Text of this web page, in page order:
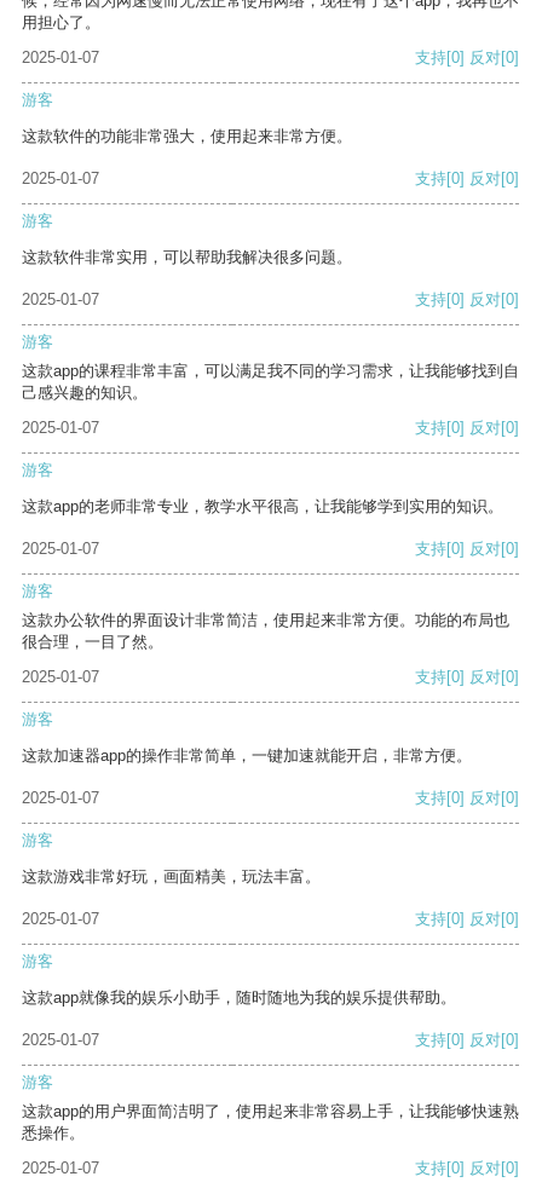
用担心了。
2025-01-07
支持[0] 反对[0]
游客
这款软件的功能非常强大，使用起来非常方便。
2025-01-07 支持[0] 反对[0]
游客
这款软件非常实用，可以帮助我解决很多问题。
2025-01-07 支持[0] 反对[0]
游客
这款app的课程非常丰富，可以满足我不同的学习需求，让我能够找到自
己感兴趣的知识。
2025-01-07
支持[0] 反对[0]
游客
这款app的老师非常专业，教学水平很高，让我能够学到实用的知识。
2025-01-07 支持[0] 反对[0]
游客
这款办公软件的界面设计非常简洁，使用起来非常方便。功能的布局也
很合理，一目了然。
2025-01-07
支持[0] 反对[0]
游客
这款加速器app的操作非常简单，一键加速就能开启，非常方便。
2025-01-07 支持[0] 反对[0]
游客
这款游戏非常好玩，画面精美，玩法丰富。
2025-01-07 支持[0] 反对[0]
游客
这款app就像我的娱乐小助手，随时随地为我的娱乐提供帮助。
2025-01-07 支持[0] 反对[0]
游客
这款app的用户界面简洁明了，使用起来非常容易上手，让我能够快速熟
悉操作。
2025-01-07
支持[0] 反对[0]